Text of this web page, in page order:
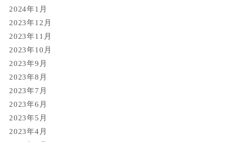
2024年1月
2023年12月
2023年11月
2023年10月
2023年9月
2023年8月
2023年7月
2023年6月
2023年5月
2023年4月